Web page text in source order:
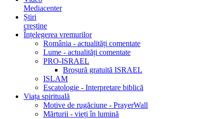
Mediacenter
Știri
creștine
Înțelegerea vremurilor
România - actualități comentate
Lume - actualități comentate
PRO-ISRAEL
Broșură gratuită ISRAEL
ISLAM
Escatologie - Interpretare biblică
Viața spirituală
Motive de rugăciune - PrayerWall
Mărturii - vieți în lumină